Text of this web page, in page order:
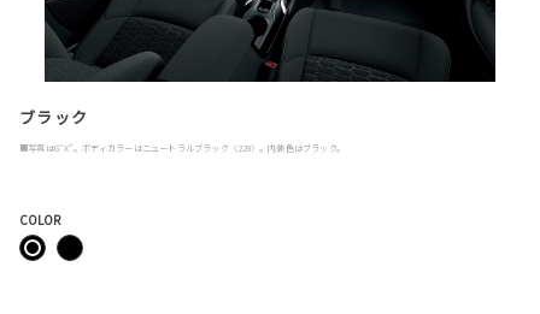
ブラック
■写真はG“X”。ボディカラーはニュートラルブラック〈229〉。内装色はブラック。
COLOR